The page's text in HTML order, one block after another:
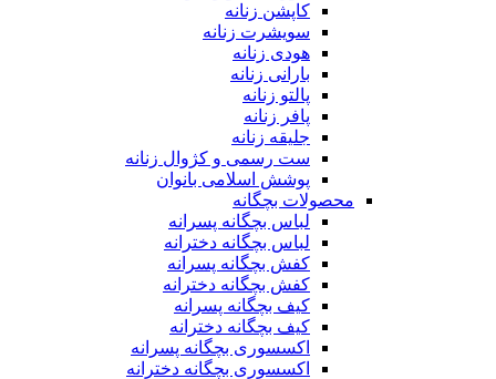
کاپشن زنانه
سویشرت زنانه
هودی زنانه
بارانی زنانه
پالتو زنانه
پافر زنانه
جلیقه زنانه
ست رسمی و کژوال زنانه
پوشش اسلامی بانوان
محصولات بچگانه
لباس بچگانه پسرانه
لباس بچگانه دخترانه
کفش بچگانه پسرانه
کفش بچگانه دخترانه
کیف بچگانه پسرانه
کیف بچگانه دخترانه
اکسسوری بچگانه پسرانه
اکسسوری بچگانه دخترانه